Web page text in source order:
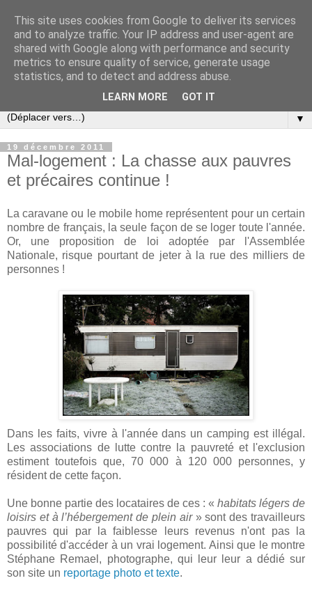
Slovar les Nouvelles
Blog citoyen d'informations, de décryptages et de
commentaires depuis 2005
▼
19 décembre 2011
Mal-logement : La chasse aux pauvres
et précaires continue !
La caravane ou le mobile home représentent pour un certain
nombre de français, la seule façon de se loger toute l'année.
Or, une proposition de loi adoptée par l'Assemblée
Nationale, risque pourtant de jeter à la rue des milliers de
personnes !
Dans les faits, vivre à l'année dans un camping est illégal.
Les associations de lutte contre la pauvreté et l'exclusion
estiment toutefois que, 70 000 à 120 000 personnes, y
résident de cette façon.
Une bonne partie des locataires de ces : « habitats légers de
loisirs et à l’hébergement de plein air» sont des travailleurs
pauvres qui par la faiblesse leurs revenus n'ont pas la
possibilité d'accéder à un vrai logement. Ainsi que le montre
Stéphane Remael, photographe, qui leur leur a dédié sur
son site un reportage photo et texte.
This site uses cookies from Google to deliver its services
and to analyze traffic. Your IP address and user-agent are
shared with Google along with performance and security
metrics to ensure quality of service, generate usage
statistics, and to detect and address abuse.
LEARN MORE GOT IT